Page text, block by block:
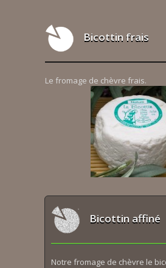
Bicottin frais
Le fromage de chèvre frais.
Bicottin affiné
Notre fromage de chèvre le